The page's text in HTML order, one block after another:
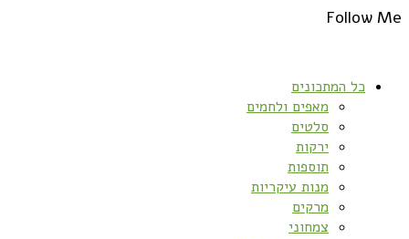
Follow Me
כל המתכונים
מאפים ולחמים
סלטים
ירקות
תוספות
מנות עיקריות
מרקים
צמחוני